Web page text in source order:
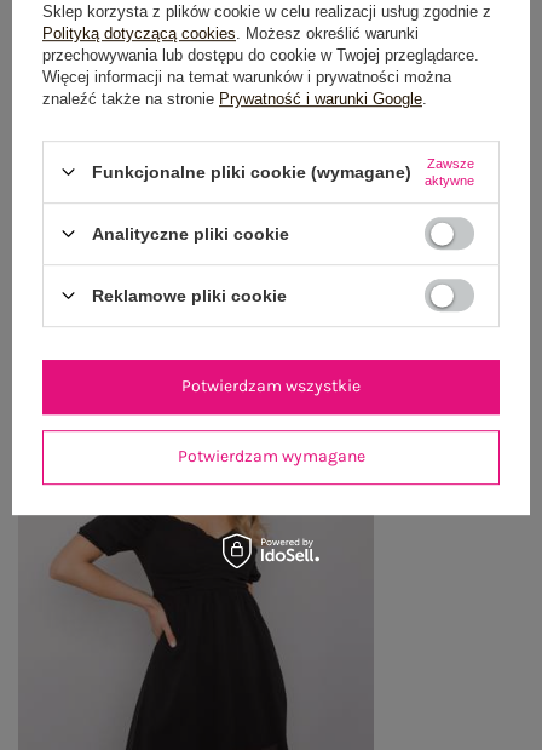
GŁÓWNE PARAMETRY
OPINIE O PRODUKCIE (0)
ZWROTY I REKLAMACJE
OSTATNIO OGLĄDANE
Zobacz wszystko
Sklep korzysta z plików cookie w celu realizacji usług zgodnie z
Polityką dotyczącą cookies . Możesz określić warunki
przechowywania lub dostępu do cookie w Twojej przeglądarce.
Więcej informacji na temat warunków i prywatności można
znaleźć także na stronie Prywatność i warunki Google
Funkcjonalne pliki cookie (wymagane)
Zawsze
aktywne
Analityczne pliki cookie
Reklamowe pliki cookie
Potwierdzam wymagane
Potwierdzam wszystkie